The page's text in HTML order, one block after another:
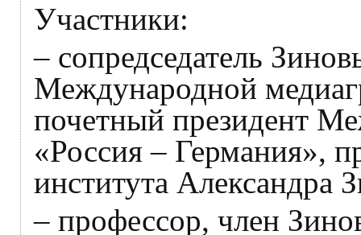
Участники:
– сопредседатель
Международной
почетный президент
«Россия – Германия»,
института
– профессор, член